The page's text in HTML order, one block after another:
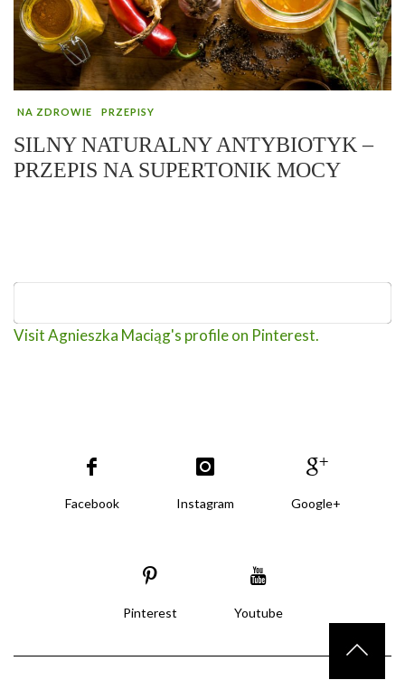
NA ZDROWIE PRZEPISY
SILNY NATURALNY ANTYBIOTYK –
PRZEPIS NA SUPERTONIK MOCY
Visit Agnieszka Maciąg's profile on Pinterest.
Facebook Instagram Google+
Pinterest Youtube